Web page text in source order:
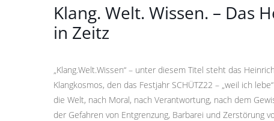
Klang. Welt. Wissen. – Das
in Zeitz
„Klang.Welt.Wissen“ – unter diesem Titel steht das
Klangkosmos, den das Festjahr SCHÜTZ22 – „weil ich
die Welt, nach Moral, nach Verantwortung, nach dem
der Gefahren von Entgrenzung, Barbarei und Zerstörung